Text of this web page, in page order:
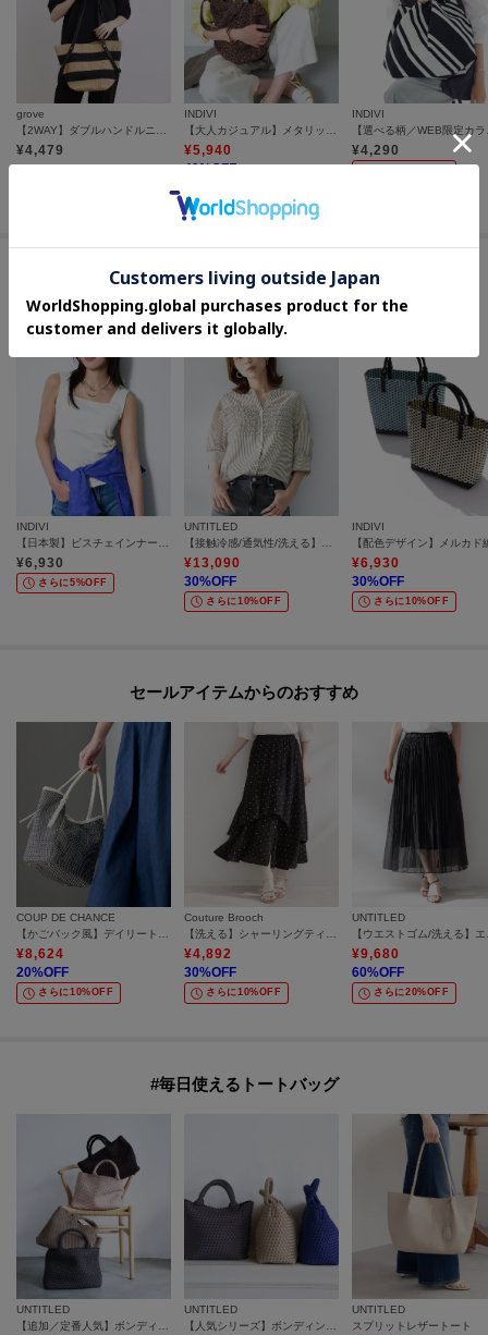
grove
【2WAY】ダブルハンドルニットトート
¥4,479
INDIVI
【大人カジュアル】メタリックかぎ編みボトルバッグ
¥5,940
40%OFF
INDIVI
【選
¥4,290
この商品を見た人はコチラの商品も
チェックしています
INDIVI
¥6,930
さらに5%OFF
UNTITLED
¥13,090
30%OFF
さらに10%OFF
INDIVI
¥6,930
30%OFF
さらに10%OFF
セールアイテムからのおすすめ
COUP DE CHANCE
【かごバック風】デイリートート
¥8,624
20%OFF
さらに10%OFF
Couture Brooch
【洗える】シャーリングティアード ドット柄スカート
¥4,892
30%OFF
さらに10%OFF
UNTITLED
【ウ
¥9,680
60%OFF
さらに20%OFF
#毎日使えるトートバッグ
UNTITLED
UNTITLED
UNTITLED
スプリットレザートート